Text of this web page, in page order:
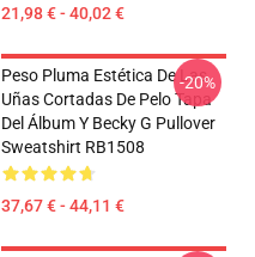
21,98 € - 40,02 €
Peso Pluma Estética De Las
Uñas Cortadas De Pelo Tapa
Del Álbum Y Becky G Pullover
Sweatshirt RB1508
37,67 € - 44,11 €
-20%